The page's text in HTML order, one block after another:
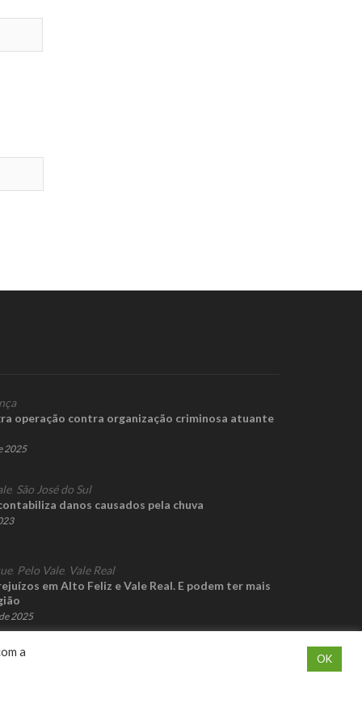
operação contra organização criminosa atuante
2025
, São José do Sul
danos causados pela chuva
, Pelo Vale, Vale Real
em Alto Feliz e Vale Real. E podem ter mais
2025
a
OK